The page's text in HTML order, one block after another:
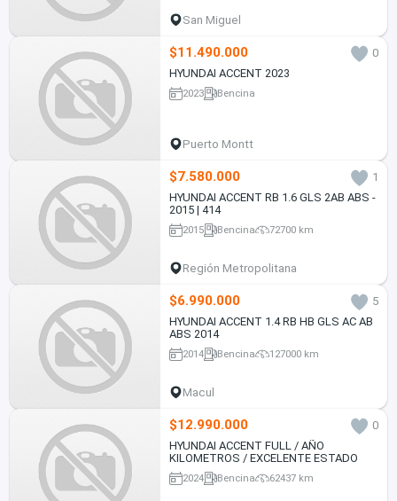
San Miguel
$11.490.000
0
HYUNDAI ACCENT 2023
2023 Bencina
Puerto Montt
$7.580.000
1
HYUNDAI ACCENT RB 1.6 GLS 2AB ABS -
2015 | 414
2015 Bencina 72700 km
Región Metropolitana
$6.990.000
5
HYUNDAI ACCENT 1.4 RB HB GLS AC AB
ABS 2014
2014 Bencina 127000 km
Macul
$12.990.000
0
HYUNDAI ACCENT FULL / AÑO
KILOMETROS / EXCELENTE ESTADO
2024 Bencina 62437 km